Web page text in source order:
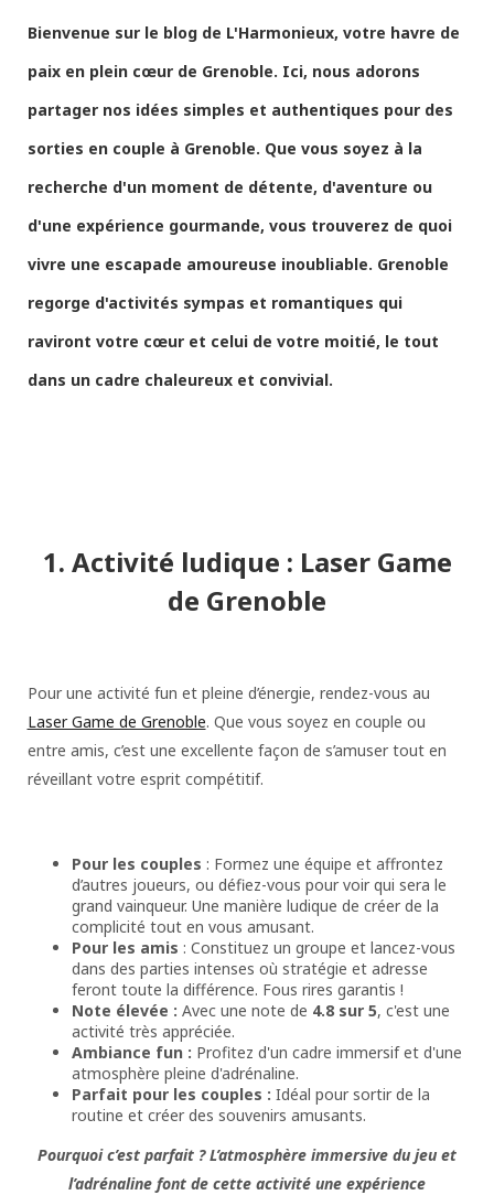
Bienvenue sur le blog de L'Harmonieux, votre havre de
paix en plein cœur de Grenoble. Ici, nous adorons
partager nos idées simples et authentiques pour des
sorties en couple à Grenoble. Que vous soyez à la
recherche d'un moment de détente, d'aventure ou
d'une expérience gourmande, vous trouverez de quoi
vivre une escapade amoureuse inoubliable. Grenoble
regorge d'activités sympas et romantiques qui
raviront votre cœur et celui de votre moitié, le tout
dans un cadre chaleureux et convivial.
1. Activité ludique : Laser Game
de Grenoble
Pour une activité fun et pleine d’énergie, rendez-vous au
Laser Game de Grenoble. Que vous soyez en couple ou
entre amis, c’est une excellente façon de s’amuser tout en
réveillant votre esprit compétitif.
Pour les couples : Formez une équipe et affrontez
d’autres joueurs, ou défiez-vous pour voir qui sera le
grand vainqueur. Une manière ludique de créer de la
complicité tout en vous amusant.
Pour les amis : Constituez un groupe et lancez-vous
dans des parties intenses où stratégie et adresse
feront toute la différence. Fous rires garantis !
Note élevée : Avec une note de 4.8 sur 5, c'est une
activité très appréciée.
Ambiance fun : Profitez d'un cadre immersif et d'une
atmosphère pleine d'adrénaline.
Parfait pour les couples : Idéal pour sortir de la
routine et créer des souvenirs amusants.
Pourquoi c’est parfait ? L’atmosphère immersive du jeu et
l’adrénaline font de cette activité une expérience